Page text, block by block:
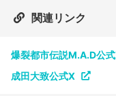
関連リンク
爆裂都市伝説M.A.D公
成田大致公式X